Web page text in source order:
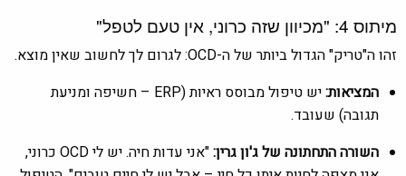
מיתוס 4: "מכיוון שזה כרוני, אין טעם לטפל"
זהו ה"טריק" הגדול ביותר של ה-OCD: לגרום לך לחשוב שאין מוצא.
המציאות:
יש טיפול מבוסס ראיות (ERP – חשיפה ומניעת
תגובה) שעובד.
השורה התחתונה של ג'ון גרין:
"אני עדות חיה. יש לי OCD כרוני,